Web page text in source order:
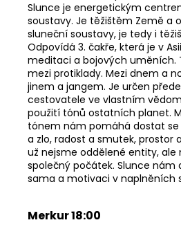
Slunce je energetickým
soustavy. Je těžištěm Země a
sluneční soustavy, je tedy i
Odpovídá 3. čakře, která je v
meditaci a bojových uměních.
mezi protiklady. Mezi dnem a
jinem a jangem. Je určen
cestovatele ve vlastním
použití tónů ostatních planet.
tónem nám pomáhá dostat
a zlo, radost a smutek, prostor
už nejsme oddělené entity, ale
společný počátek. Slunce nám
sama a motivaci v naplněních
Merkur 18:00